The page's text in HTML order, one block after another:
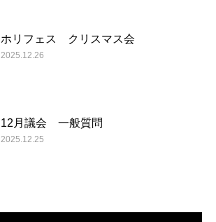
ホリフェス クリスマス会
2025.12.26
12月議会 一般質問
2025.12.25